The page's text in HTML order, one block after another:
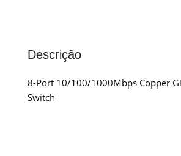
Descrição
8-Port 10/100/1000Mbps Copper
Switch